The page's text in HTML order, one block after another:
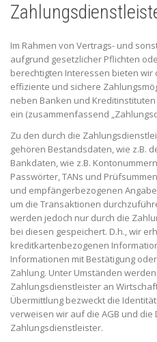
Im Rahmen von Vertrags- und
aufgrund gesetzlicher Pflichten
berechtigten Interessen bieten
effiziente und sichere
neben Banken und
ein (zusammenfassend
Zu den durch die
gehören Bestandsdaten, wie z.B.
Bankdaten, wie z.B.
Passwörter, TANs und
und empfängerbezogenen
um die Transaktionen
werden jedoch nur durch die
bei diesen gespeichert. D.h., wir
kreditkartenbezogenen
Informationen mit Bestätigung
Zahlung. Unter Umständen
Zahlungsdienstleister an
Übermittlung bezweckt die
verweisen wir auf die AGB und
Zahlungsdienstleister.